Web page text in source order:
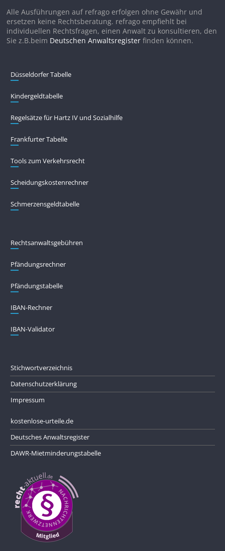
Alle Ausführungen auf refrago erfolgen ohne Gewähr und
ersetzen keine Rechtsberatung. refrago empfiehlt bei
individuellen Rechtsfragen, einen Anwalt zu konsultieren, den
Sie z.B.beim Deutschen Anwaltsregister finden können.
Düsseldorfer Tabelle
Kindergeldtabelle
Regelsätze für Hartz IV und Sozialhilfe
Frankfurter Tabelle
Tools zum Verkehrsrecht
Scheidungskostenrechner
Schmerzensgeldtabelle
Rechtsanwaltsgebühren
Pfändungs­rechner
Pfändungs­tabelle
IBAN-Rechner
IBAN-Validator
Stichwortverzeichnis
Datenschutzerklärung
Impressum
kostenlose-urteile.de
Deutsches Anwaltsregister
DAWR-Mietminderungstabelle